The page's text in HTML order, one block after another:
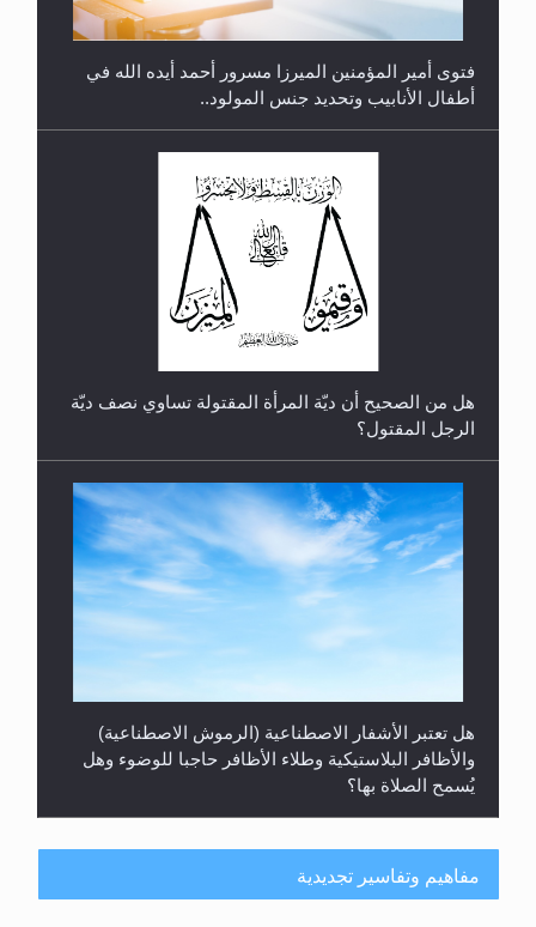
رأيٌ في لغة المسيح الموعود عليه السلام.. 4...
أطفال الأنابيب وتحديد جنس المولود..
هل من الصحيح أن ديّة المرأة المقتولة تساوي نصف ديّة
والأظافر البلاستيكية وطلاء الأظافر حاجبا للوضوء وهل
مفاهيم وتفاسير تجديدية